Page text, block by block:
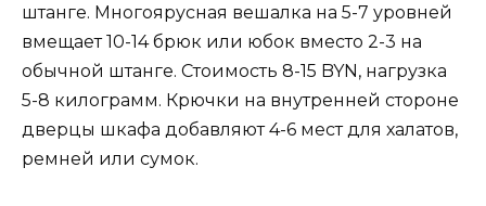
штанге. Многоярусная вешалка на 5-7 уровней
вмещает 10-14 брюк или юбок вместо 2-3 на
обычной штанге. Стоимость 8-15 BYN, нагрузка
5-8 килограмм. Крючки на внутренней стороне
дверцы шкафа добавляют 4-6 мест для халатов,
ремней или сумок.